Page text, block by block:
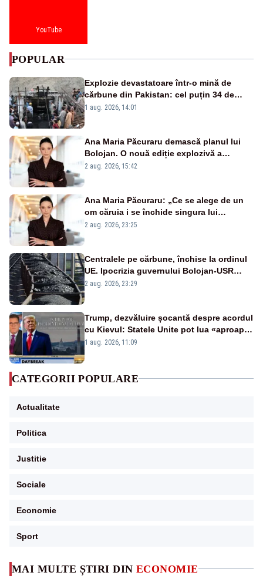
MAI MULTE ȘTIRI DIN ECONOMIE
YouTube
POPULAR
Explozie devastatoare într-o mină de
cărbune din Pakistan: cel puțin 34 de
morți - VIDEO
1 aug. 2026, 14:01
Ana Maria Păcuraru demască planul lui
Bolojan. O nouă ediție explozivă a
emisiunii „Miza Zilei” la Realitatea PLUS
2 aug. 2026, 15:42
Ana Maria Păcuraru: „Ce se alege de un
om căruia i se închide singura lui
portiță?”
2 aug. 2026, 23:25
Centralele pe cărbune, închise la ordinul
UE. Ipocrizia guvernului Bolojan-USR
după starea de alertă
2 aug. 2026, 23:29
Trump, dezvăluire șocantă despre acordul
cu Kievul: Statele Unite pot lua «aproape
tot ce vor» din minele Ucrainei”
1 aug. 2026, 11:09
CATEGORII POPULARE
Actualitate
Politica
Justitie
Sociale
Economie
Sport